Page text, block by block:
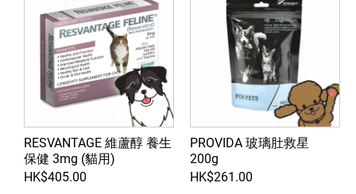
RESVANTAGE 維蘆醇 養生
保健 3mg (貓用)
HK$405.00
PROVIDA 玻璃肚救星
200g
HK$261.00